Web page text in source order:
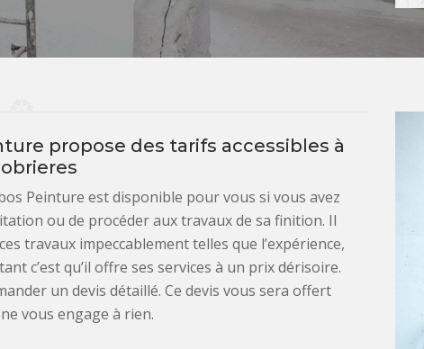
propose des tarifs accessibles à
Peinture est disponible pour vous si vous avez
ou de procéder aux travaux de sa finition. Il
travaux impeccablement telles que l’expérience,
c’est qu’il offre ses services à un prix dérisoire.
un devis détaillé. Ce devis vous sera offert
vous engage à rien.